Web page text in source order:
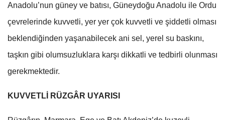
Anadolu’nun güney ve batısı, Güneydoğu Anadolu ile Ordu
çevrelerinde kuvvetli, yer yer çok kuvvetli ve şiddetli olması
beklendiğinden yaşanabilecek ani sel, yerel su baskını,
taşkın gibi olumsuzluklara karşı dikkatli ve tedbirli olunması
gerekmektedir.
KUVVETLİ RÜZGÂR UYARISI